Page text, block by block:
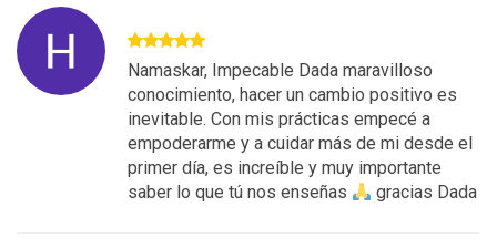
Namaskar, Impecable Dada maravilloso
conocimiento, hacer un cambio positivo es
inevitable. Con mis prácticas empecé a
empoderarme y a cuidar más de mi desde el
primer día, es increíble y muy importante
saber lo que tú nos enseñas
gracias Dada